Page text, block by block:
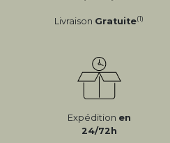
Livraison Gratuite(1)
Expédition en
24/72h